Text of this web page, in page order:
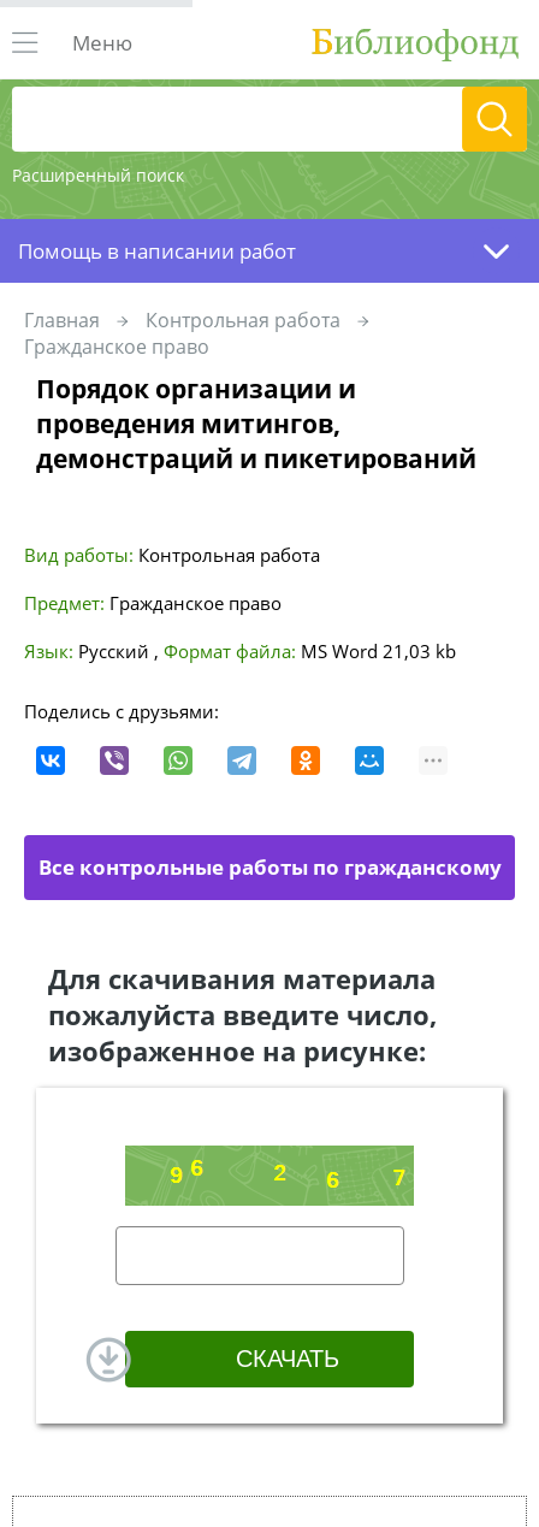
Расширенный поиск
Меню
Помощь в написании работ
Главная
Контрольная работа
Гражданское право
Порядок организации и
проведения митингов,
демонстраций и пикетирований
Вид работы: Контрольная работа
Предмет: Гражданское право
Язык: Русский , Формат файла: MS Word 21,03 kb
Поделись с друзьями:
Все контрольные работы по гражданскому
Для скачивания материала
пожалуйста введите число,
изображенное на рисунке: